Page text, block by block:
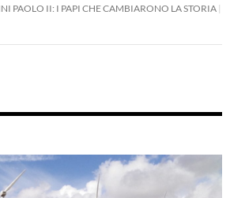
PAOLO II: I PAPI CHE CAMBIARONO LA STORIA